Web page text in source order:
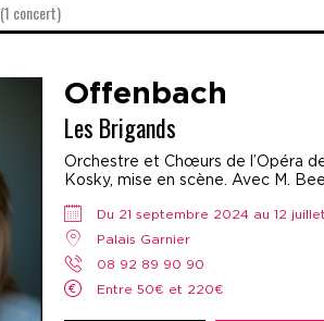
(1 concert)
Offenbach
Les Brigands
Orchestre et Chœurs de l’Opéra
Kosky, mise en scène. Avec M.
Du 21 septembre 2024 au 12
Palais Garnier
08 92 89 90 90
Entre 50€ et 220€